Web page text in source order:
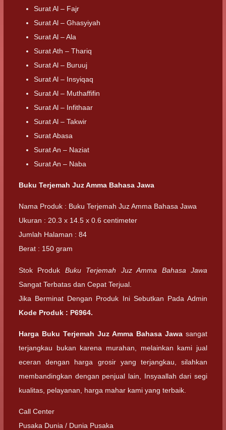
Surat Al – Fajr
Surat Al – Ghasyiyah
Surat Al – Ala
Surat Ath – Thariq
Surat Al – Buruuj
Surat Al – Insyiqaq
Surat Al – Muthaffifin
Surat Al – Infithaar
Surat Al – Takwir
Surat Abasa
Surat An – Naziat
Surat An – Naba
Buku Terjemah Juz Amma Bahasa Jawa
Nama Produk : Buku Terjemah Juz Amma Bahasa Jawa
Ukuran : 20.3 x 14.5 x 0.6 centimeter
Jumlah Halaman : 84
Berat : 150 gram
Stok Produk Buku Terjemah Juz Amma Bahasa Jawa
Sangat Terbatas dan Cepat Terjual.
Jika Berminat Dengan Produk Ini Sebutkan Pada Admin
Kode Produk : P6964.
Harga Buku Terjemah Juz Amma Bahasa Jawa sangat
terjangkau bukan karena murahan, melainkan kami jual
eceran dengan harga grosir yang terjangkau, silahkan
membandingkan dengan penjual lain, Insyaallah dari segi
kualitas, pelayanan, harga mahar kami yang terbaik.
Call Center
Pusaka Dunia / Dunia Pusaka